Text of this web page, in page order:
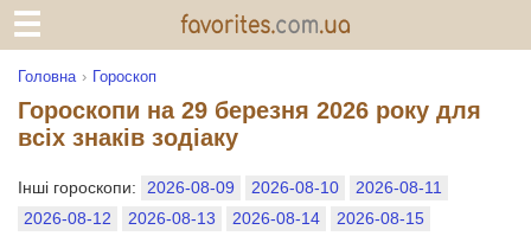
Головна Гороскоп
Гороскопи на 29 березня 2026 року для
всіх знаків зодіаку
Інші гороскопи: 2026-08-09 2026-08-10
2026-08-11
2026-08-12
2026-08-13 2026-08-14 2026-08-15